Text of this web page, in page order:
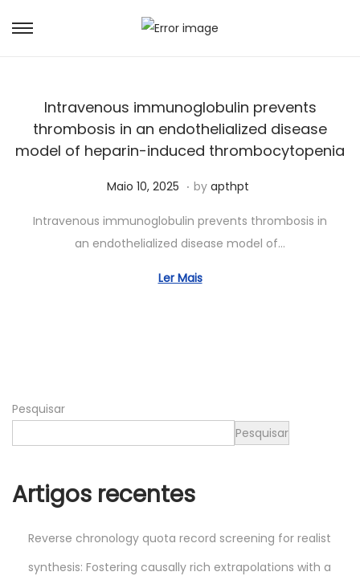
Intravenous immunoglobulin prevents
thrombosis in an endothelialized disease
model of heparin-induced thrombocytopenia
Posted on
Maio 10, 2025 J
n
h
o
. by apthpt
Intravenous immunoglobulin prevents thrombosis in
an endothelialized disease model of…
Ler Mais
Pesquisar
Pesquisar
Artigos recentes
Reverse chronology quota record screening for realist
synthesis: Fostering causally rich extrapolations with a